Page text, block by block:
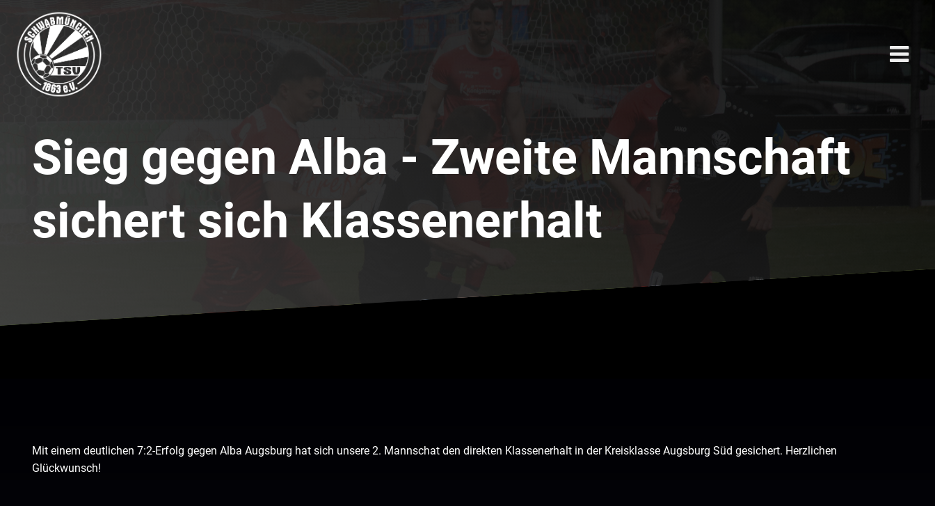
Sieg gegen Alba - Zweite Mannschaft
sichert sich Klassenerhalt
Mit einem deutlichen 7:2-Erfolg gegen Alba Augsburg hat sich unsere 2. Mannschat den direkten Klassenerhalt in der Kreisklasse Augsburg Süd gesichert. Herzlichen
Glückwunsch!